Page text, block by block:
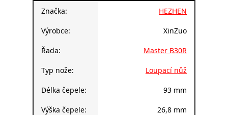
Značka: HEZHEN
Výrobce: XinZuo
Řada: Master B30R
Typ nože: Loupací nůž
Délka čepele: 93 mm
Výška čepele: 26,8 mm